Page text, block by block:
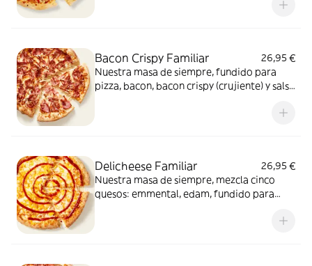
Bacon Crispy Familiar
26,95 €
Nuestra masa de siempre, fundido para
pizza, bacon, bacon crispy (crujiente) y salsa
Delicheese Familiar
26,95 €
Nuestra masa de siempre, mezcla cinco
quesos: emmental, edam, fundido para
confitado y orégano. El festival de queso